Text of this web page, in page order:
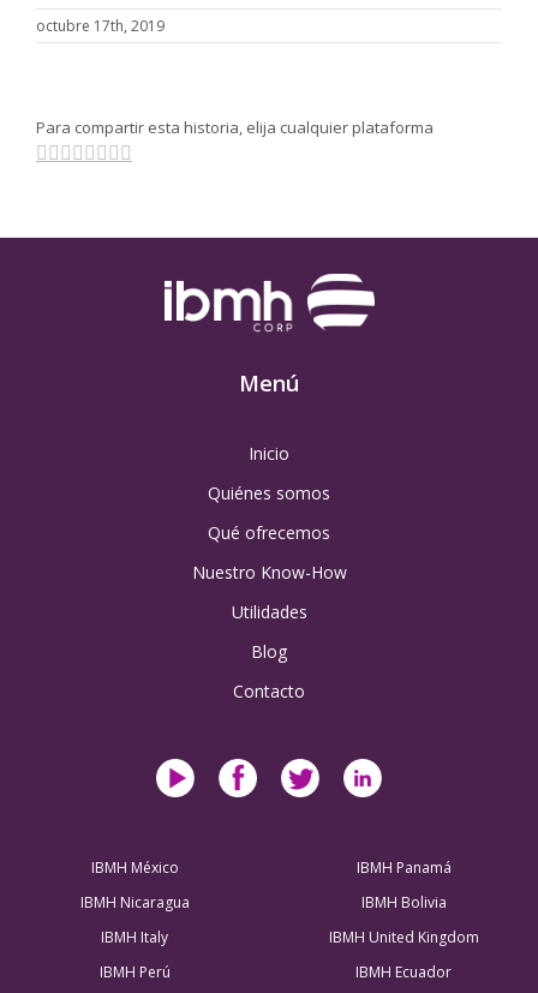
octubre 17th, 2019
Para compartir esta historia, elija cualquier plataforma
Facebook
Twitter
Linkedin
Reddit
Tumblr
Pinterest
Vk
Menú
Inicio
Quiénes somos
Qué ofrecemos
Nuestro Know-How
Utilidades
Blog
Contacto
IBMH México
IBMH Panamá
IBMH Nicaragua
IBMH Bolivia
IBMH Italy
IBMH United Kingdom
IBMH Perú
IBMH Ecuador